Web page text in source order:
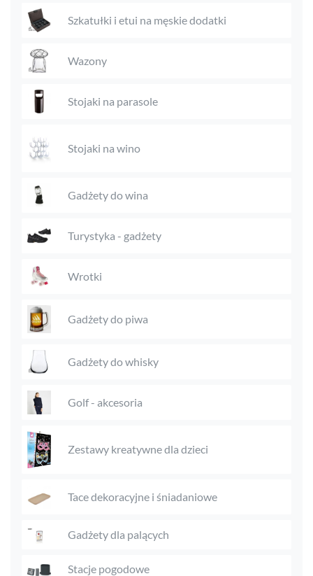
Szkatułki i etui na męskie dodatki
Wazony
Stojaki na parasole
Stojaki na wino
Gadżety do wina
Turystyka - gadżety
Wrotki
Gadżety do piwa
Gadżety do whisky
Golf - akcesoria
Zestawy kreatywne dla dzieci
Tace dekoracyjne i śniadaniowe
Gadżety dla palących
Stacje pogodowe